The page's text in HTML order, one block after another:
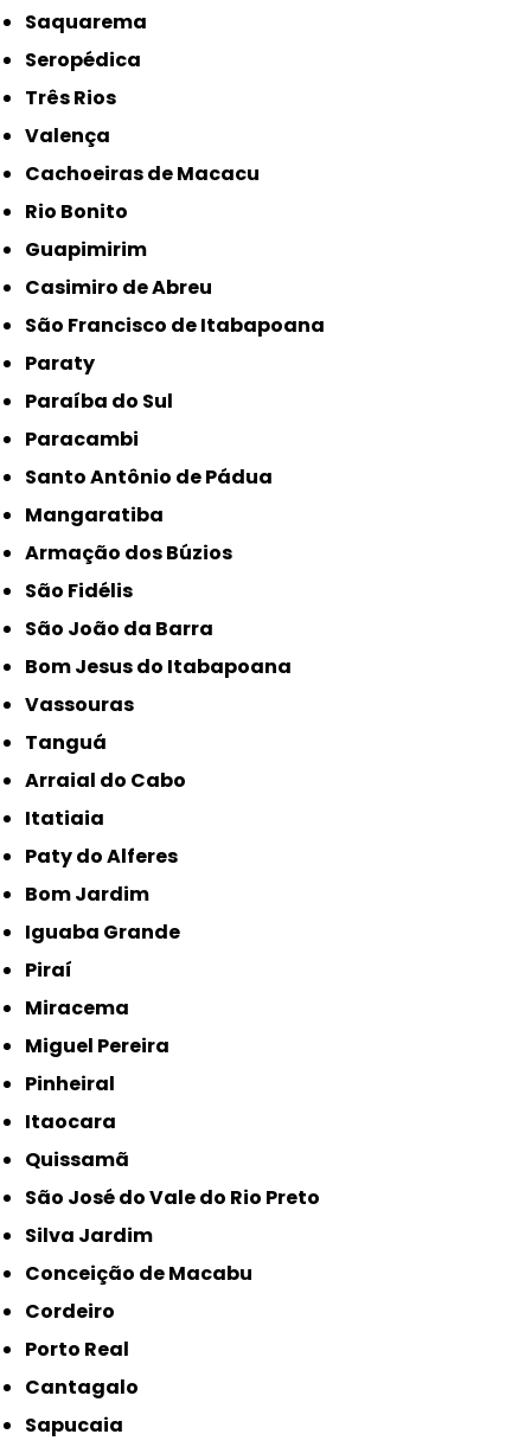
Saquarema
Seropédica
Três Rios
Valença
Cachoeiras de Macacu
Rio Bonito
Guapimirim
Casimiro de Abreu
São Francisco de Itabapoana
Paraty
Paraíba do Sul
Paracambi
Santo Antônio de Pádua
Mangaratiba
Armação dos Búzios
São Fidélis
São João da Barra
Bom Jesus do Itabapoana
Vassouras
Tanguá
Arraial do Cabo
Itatiaia
Paty do Alferes
Bom Jardim
Iguaba Grande
Piraí
Miracema
Miguel Pereira
Pinheiral
Itaocara
Quissamã
São José do Vale do Rio Preto
Silva Jardim
Conceição de Macabu
Cordeiro
Porto Real
Cantagalo
Sapucaia